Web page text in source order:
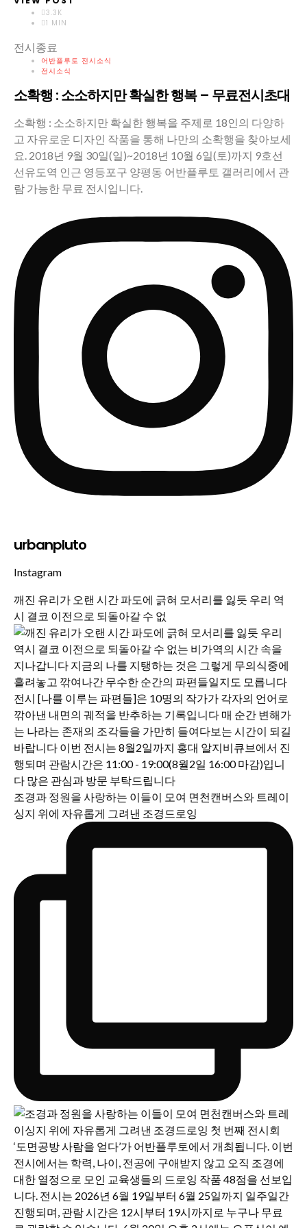
3.3K
1 MIN
전시종료
어반플루토 전시소식
전시소식
소확행 : 소소하지만 확실한 행복 – 무료전시초대
소확행 : 소소하지만 확실한 행복을 주제로 18인의 다양하
고 자유로운 디자인 작품을 통해 나만의 소확행을 찾아보세
요. 2018년 9월 30일(일)~2018년 10월 6일(토)까지 9호선
선유도역 인근 영등포구 양평동 어반플루토 갤러리에서 관
람 가능한 무료 전시입니다.
urbanpluto
Instagram
깨진 유리가 오랜 시간 파도에 긁혀 모서리를 잃듯 우리 역
시 결코 이전으로 되돌아갈 수 없
조경과 정원을 사랑하는 이들이 모여 면천캔버스와 트레이
싱지 위에 자유롭게 그려낸 조경드로잉